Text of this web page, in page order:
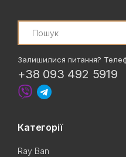
Search
Залишилися питання?
+38 093 492 5919
Категорії
Ray Ban